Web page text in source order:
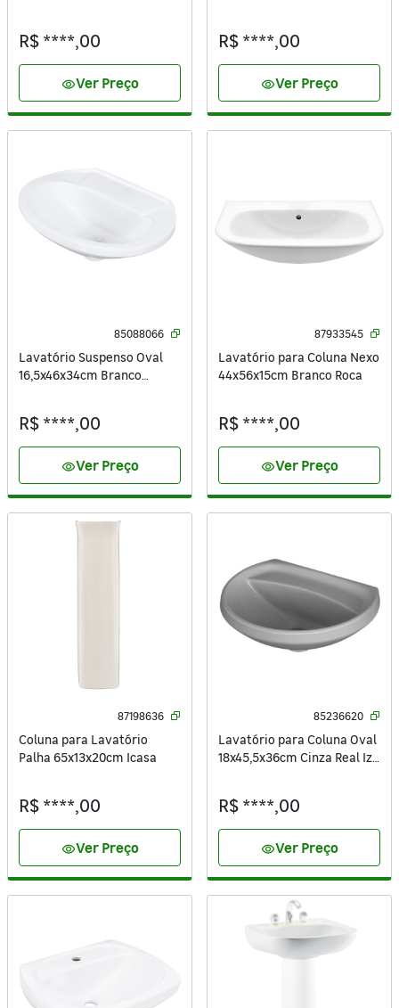
R$ ****,00
visibilityVer Preço
R$ ****,00
visibilityVer Preço
85088066
Lavatório Suspenso Oval
16,5x46x34cm Branco
R$ ****,00
visibilityVer Preço
87933545
Lavatório para Coluna Nexo
44x56x15cm Branco Roca
R$ ****,00
visibilityVer Preço
87198636
Coluna para Lavatório
Palha 65x13x20cm Icasa
R$ ****,00
visibilityVer Preço
85236620
Lavatório para Coluna Oval
18x45,5x36cm Cinza Real Izy
R$ ****,00
visibilityVer Preço